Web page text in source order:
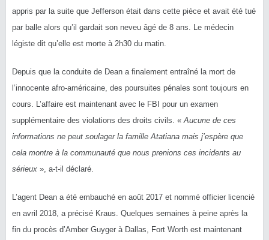
appris par la suite que Jefferson était dans cette pièce et avait été tué
par balle alors qu’il gardait son neveu âgé de 8 ans. Le médecin
légiste dit qu’elle est morte à 2h30 du matin.
Depuis que la conduite de Dean a finalement entraîné la mort de
l’innocente afro-américaine, des poursuites pénales sont toujours en
cours. L’affaire est maintenant avec le FBI pour un examen
supplémentaire des violations des droits civils. « Aucune de ces
informations ne peut soulager la famille Atatiana mais j’espère que
cela montre à la communauté que nous prenions ces incidents au
sérieux », a-t-il déclaré.
L’agent Dean a été embauché en août 2017 et nommé officier licencié
en avril 2018, a précisé Kraus. Quelques semaines à peine après la
fin du procès d’Amber Guyger à Dallas, Fort Worth est maintenant